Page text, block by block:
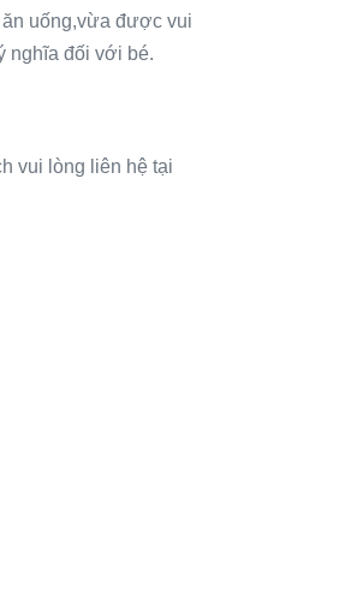
uống,vừa được vui
nghĩa đối với bé.
vui lòng liên hệ tại